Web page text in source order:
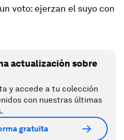
voto: ejerzan el suyo con
actualización sobre
y accede a tu colección
con nuestras últimas
gratuita